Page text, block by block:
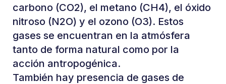
carbono (CO2), el metano (CH4), el óxido
nitroso (N2O) y el ozono (O3). Estos
gases se encuentran en la atmósfera
tanto de forma natural como por la
acción antropogénica.
También hay presencia de gases de